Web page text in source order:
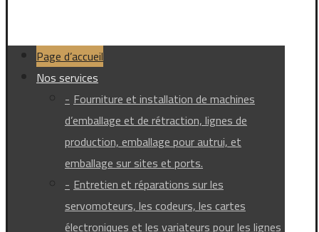
Page d’accueil
Nos services
Fourniture et installation de machines
d’emballage et de rétraction, lignes de
production, emballage pour autrui, et
emballage sur sites et ports.
Entretien et réparations sur les
servomoteurs, les codeurs, les cartes
électroniques et les variateurs pour les lignes